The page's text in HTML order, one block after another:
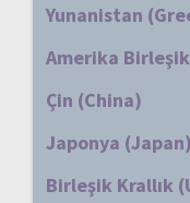
Yunanistan
Amerika
Çin (China)
Japonya (Japan)
Birleşik Krallık